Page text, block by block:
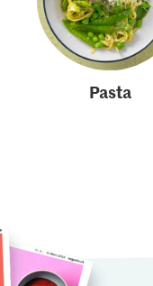
Pasta